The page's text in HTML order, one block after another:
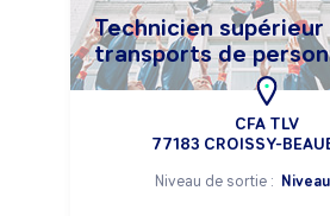
Technicien supérieur
transports de
CFA TLV
77183 CROISSY-
Niveau de sortie :